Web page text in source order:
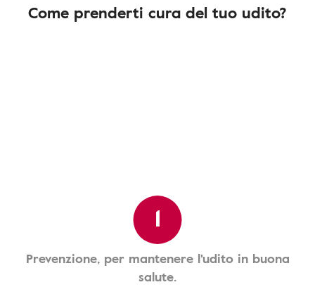
Come prenderti cura del tuo udito?
1
Prevenzione, per mantenere l'udito in buona
salute.